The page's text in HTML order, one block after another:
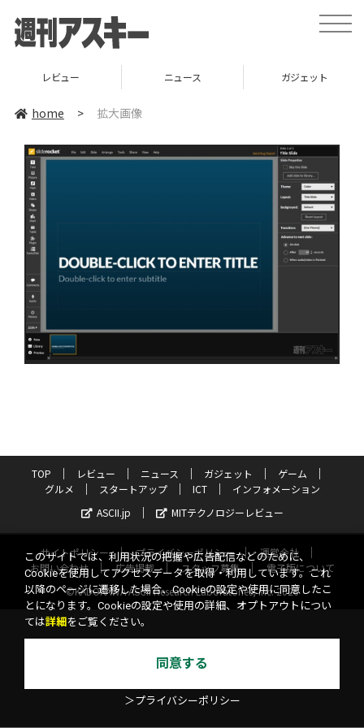
toggle
レビュー ニュース ガジェット
home > 拡大画像
TOP レビュー ニュース ガジェット
ゲーム
グルメ
スタートアップ ICT
インフォメーション
ASCII.jp
MITテクノロジーレビュー
サイトポリシー プライバシーポリシー
運営会社
お問い合わせ
広告掲載 スタッフ募集
電子版について
©KADOKAWA ASCII Research Laboratories, Inc. 2026
このサイトでは、利用状況の把握や広告配信などのために、
Cookieを使用してアクセスデータを取得・利用しています。これ
以降のページに遷移した場合、Cookieの設定や使用に同意したこ
とになります。Cookieの設定や使用の詳細、オプトアウトについ
ては詳細 をご覧ください。
同意する
＞プライバシーポリシー